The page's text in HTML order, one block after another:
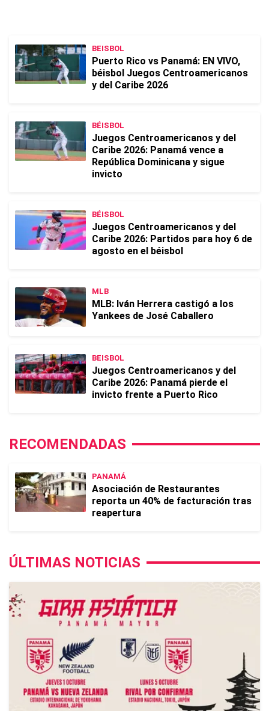
BEISBOL
Puerto Rico vs Panamá: EN VIVO,
béisbol Juegos Centroamericanos
y del Caribe 2026
BÉISBOL
Juegos Centroamericanos y del
Caribe 2026: Panamá vence a
República Dominicana y sigue
invicto
BÉISBOL
Juegos Centroamericanos y del
Caribe 2026: Partidos para hoy 6 de
agosto en el béisbol
MLB
MLB: Iván Herrera castigó a los
Yankees de José Caballero
BEISBOL
Juegos Centroamericanos y del
Caribe 2026: Panamá pierde el
invicto frente a Puerto Rico
RECOMENDADAS
PANAMÁ
Asociación de Restaurantes
reporta un 40% de facturación tras
reapertura
ÚLTIMAS NOTICIAS